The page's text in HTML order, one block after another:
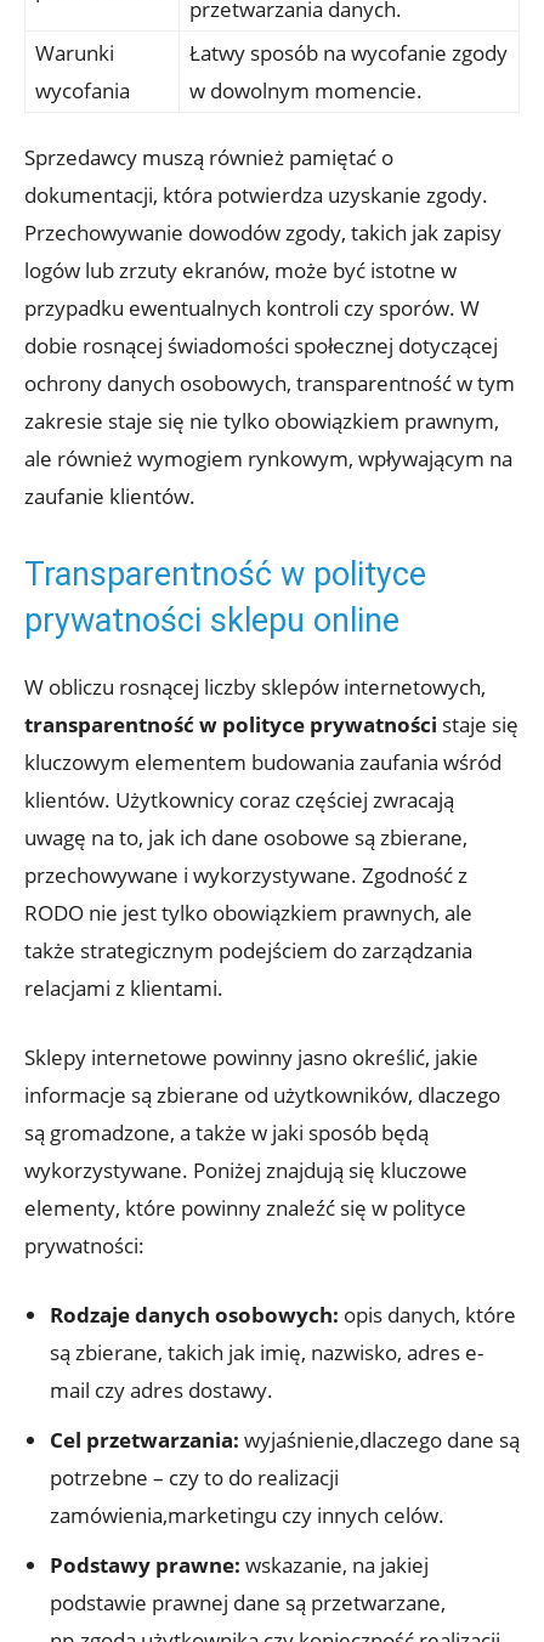
przetwarzania danych.
Warunki
wycofania
Łatwy sposób na wycofanie zgody
w dowolnym momencie.
Sprzedawcy muszą również pamiętać o
dokumentacji, która potwierdza uzyskanie zgody.
Przechowywanie dowodów zgody, takich jak zapisy
logów lub zrzuty ekranów, może być istotne w
przypadku ewentualnych kontroli czy sporów. W
dobie rosnącej świadomości społecznej dotyczącej
ochrony danych osobowych, transparentność w tym
zakresie staje się nie tylko obowiązkiem prawnym,
ale również wymogiem rynkowym, wpływającym na
zaufanie klientów.
Transparentność w polityce
prywatności sklepu online
W obliczu rosnącej liczby sklepów internetowych,
transparentność w polityce prywatności staje się
kluczowym elementem budowania zaufania wśród
klientów. Użytkownicy coraz częściej zwracają
uwagę na to, jak ich dane osobowe są zbierane,
przechowywane i wykorzystywane. Zgodność z
RODO nie jest tylko obowiązkiem prawnych, ale
także strategicznym podejściem do zarządzania
relacjami z klientami.
Sklepy internetowe powinny jasno określić, jakie
informacje są zbierane od użytkowników, dlaczego
są gromadzone, a także w jaki sposób będą
wykorzystywane. Poniżej znajdują się kluczowe
elementy, które powinny znaleźć się w polityce
prywatności:
Rodzaje danych osobowych: opis danych, które
są zbierane, takich jak imię, nazwisko, adres e-
mail czy adres dostawy.
Cel przetwarzania: wyjaśnienie,dlaczego dane są
potrzebne – czy to do realizacji
zamówienia,marketingu czy innych celów.
Podstawy prawne: wskazanie, na jakiej
podstawie prawnej dane są przetwarzane,